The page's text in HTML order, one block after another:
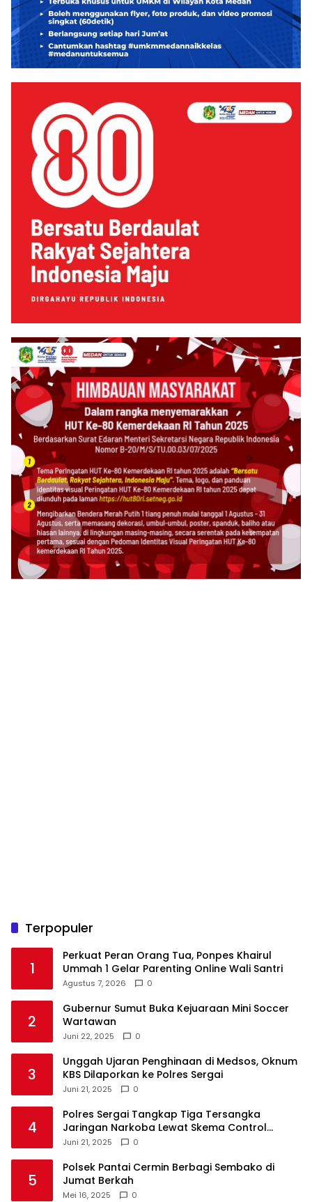
Terpopuler
1
Perkuat Peran Orang Tua, Ponpes Khairul
Ummah 1 Gelar Parenting Online Wali Santri
Agustus 7, 2026 0
2
Gubernur Sumut Buka Kejuaraan Mini Soccer
Wartawan
Juni 22, 2025 0
3
Unggah Ujaran Penghinaan di Medsos, Oknum
KBS Dilaporkan ke Polres Sergai
Juni 21, 2025 0
4
Polres Sergai Tangkap Tiga Tersangka
Jaringan Narkoba Lewat Skema Control
Delivery
Juni 21, 2025 0
5
Polsek Pantai Cermin Berbagi Sembako di
Jumat Berkah
Mei 16, 2025 0